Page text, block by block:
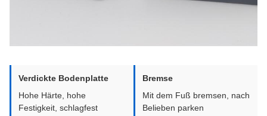
Verdickte Bodenplatte
Hohe Härte, hohe
Festigkeit, schlagfest
Bremse
Mit dem Fuß bremsen, nach
Belieben parken